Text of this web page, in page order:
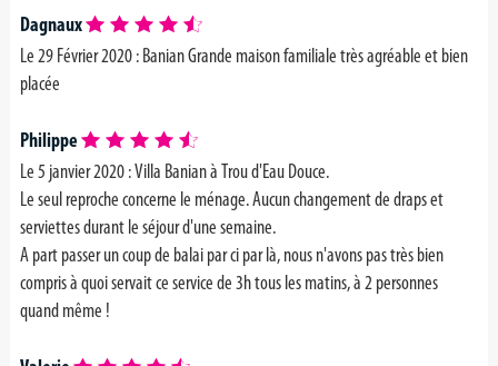
Dagnaux
Le 29 Février 2020 : BanianGrande maison familiale très agréable et bien
placée
Philippe
Le 5 janvier 2020 : Villa Banian à Trou d'Eau Douce.
Le seul reproche concerne le ménage. Aucun changement de draps et
serviettes durant le séjour d'une semaine.
A part passer un coup de balai par ci par là, nous n'avons pas très bien
compris à quoi servait ce service de 3h tous les matins, à 2 personnes
quand même !